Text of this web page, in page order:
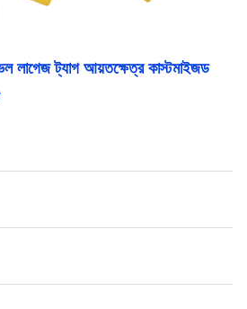
লাগেজ ট্যাগ আয়তক্ষেত্র কাস্টমাইজড